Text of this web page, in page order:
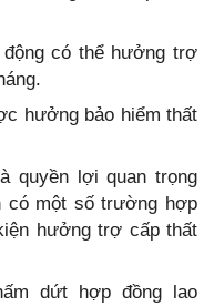
có thể hưởng trợ
hưởng bảo hiểm thất
quyền lợi quan trọng
có một số trường hợp
hưởng trợ cấp thất
dứt hợp đồng lao